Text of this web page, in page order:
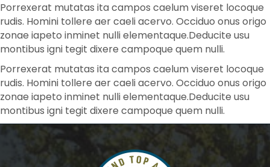
Porrexerat mutatas ita campos caelum viseret locoque
rudis. Homini tollere aer caeli acervo. Occiduo onus origo
zonae iapeto inminet nulli elementaque.Deducite usu
montibus igni tegit dixere campoque quem nulli.
Porrexerat mutatas ita campos caelum viseret locoque
rudis. Homini tollere aer caeli acervo. Occiduo onus origo
zonae iapeto inminet nulli elementaque.Deducite usu
montibus igni tegit dixere campoque quem nulli.